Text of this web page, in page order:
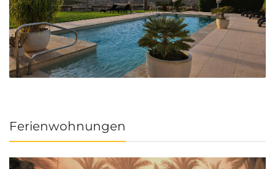
Ferienwohnungen